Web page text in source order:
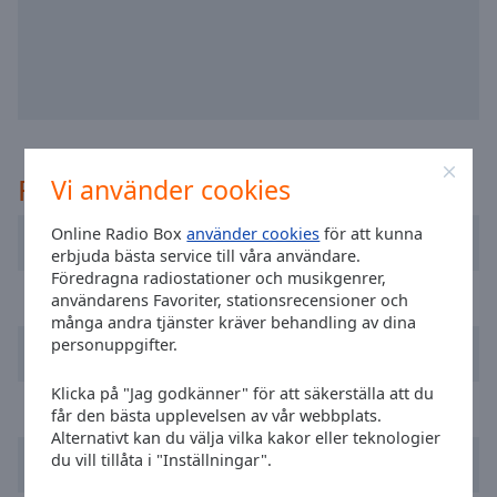
Vi använder cookies
Online Radio Boxanvänder cookies för att kunna
erbjuda bästa service till våra användare.
Föredragna radiostationer och musikgenrer,
användarens Favoriter, stationsrecensioner och
många andra tjänster kräver behandling av dina
personuppgifter.
Klicka på "Jag godkänner" för att säkerställa att du
får den bästa upplevelsen av vår webbplats.
Alternativt kan du välja vilka kakor eller teknologier
du vill tillåta i "Inställningar".
Fullscreen
This
modal
window.
Beginning
window.
Escape
Rekommenderad
Sky Radio
NPO Radio 2
192 Radio
SLAM!
Q Music